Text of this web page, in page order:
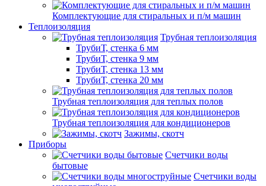
Комплектующие для стиральных и п/м машин
Теплоизоляция
Трубная теплоизоляция
ТрубиТ, стенка 6 мм
ТрубиТ, стенка 9 мм
ТрубиТ, стенка 13 мм
ТрубиТ, стенка 20 мм
Трубная теплоизоляция для теплых полов
Трубная теплоизоляция для кондиционеров
Зажимы, скотч
Приборы
Счетчики воды
бытовые
Счетчики воды